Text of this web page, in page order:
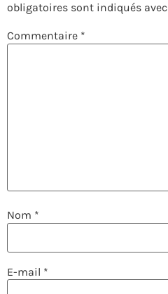
obligatoires sont indiqués avec
Commentaire *
Nom *
E-mail *